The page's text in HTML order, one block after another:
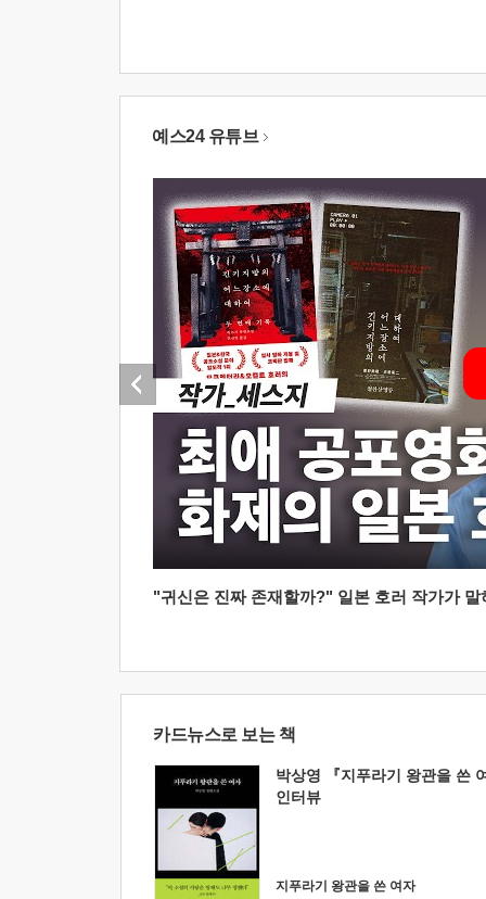
예스24 유튜브
"귀신은 진짜 존재할까?" 일본 호러 작가가
카드뉴스로 보는 책
박상영 『지푸라기 왕관을 쓴
인터뷰
지푸라기 왕관을 쓴 여자